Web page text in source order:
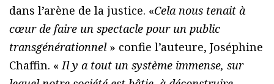
dans l’arène de la justice. «Cela nous tenait à
cœur de faire un spectacle pour un public
transgénérationnel» confie l’auteure, Joséphine
Chaffin. « Il y a tout un système immense, sur